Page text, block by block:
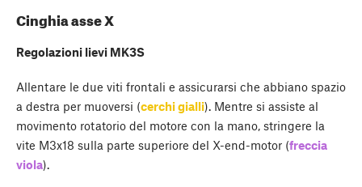
Cinghia asse X
Regolazioni lievi MK3S
Allentare le due viti frontali e assicurarsi che abbiano spazio
a destra per muoversi (cerchi gialli). Mentre si assiste al
movimento rotatorio del motore con la mano, stringere la
vite M3x18 sulla parte superiore del X-end-motor (freccia
viola).